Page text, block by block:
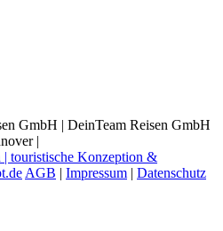
GmbH | DeinTeam Reisen GmbH
|
| touristische Konzeption &
AGB | Impressum | Datenschutz